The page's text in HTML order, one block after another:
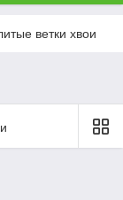
ветки хвои